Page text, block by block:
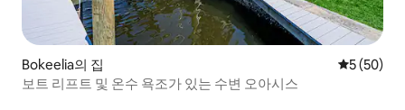
Bokeelia의 집 평점 5점(5
5 (50)
보트 리프트 및 온수 욕조가 있는 수변 오아시스